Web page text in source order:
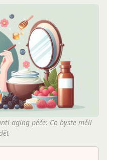
aging péče: Co byste měli